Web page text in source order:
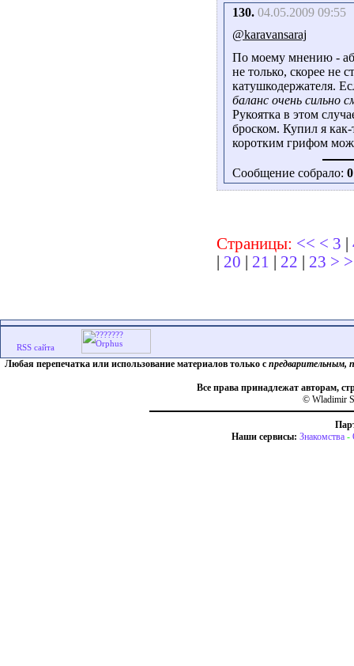
130. 04.05.2009 09:55
@karavansaraj
По моему мнению -
не только, скорее не
катушкодержателя.
баланс очень сильно
Рукоятка в этом
броском. Купил я
коротким грифом
Сообщение собрало: 0
Страницы: << < 3
20 21 22 23 >
Любая перепечатка или использование материалов только с предварительным,
Все права принадлежат авторам,
© Wladimir
Наши сервисы: Знакомства -